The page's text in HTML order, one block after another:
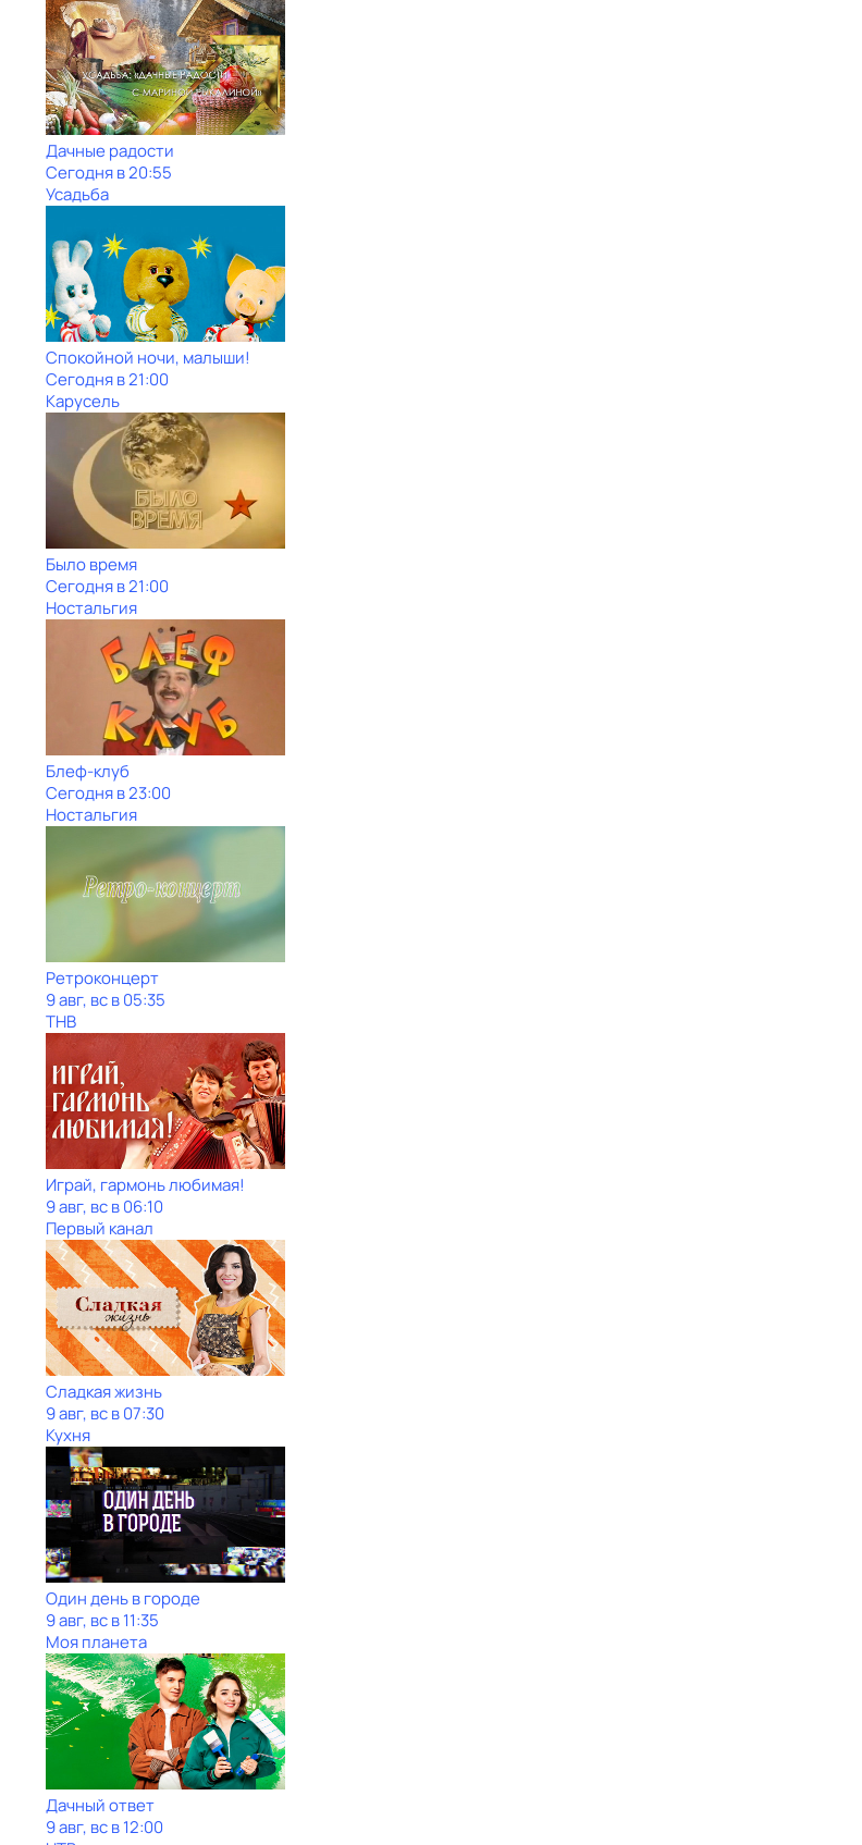
Дачные радости
Сегодня в 20:55
Усадьба
Спокойной ночи, малыши!
Сегодня в 21:00
Карусель
Было время
Сегодня в 21:00
Ностальгия
Блеф-клуб
Сегодня в 23:00
Ностальгия
Ретроконцерт
9 авг, вс в 05:35
ТНВ
Играй, гармонь любимая!
9 авг, вс в 06:10
Первый канал
Сладкая жизнь
9 авг, вс в 07:30
Кухня
Один день в городе
9 авг, вс в 11:35
Моя планета
Дачный ответ
9 авг, вс в 12:00